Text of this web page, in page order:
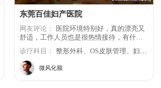
东莞百佳妇产医院
网友评论：
舒适，工作人员也是很热情接待，有什么
疑问，都有人给我解答，让我挺安心，医
院仪器看着也很专业，整个术中的感受还
是非常的满意，以后有医美需求会再来
的。
诊疗科目： 整形外科、OS皮肤管理、妇科私密整形、非手术开运整形等项目
微风化额